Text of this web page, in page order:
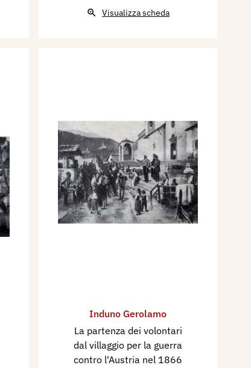
Visualizza scheda
Induno Gerolamo
La partenza dei volontari
dal villaggio per la guerra
contro l'Austria nel 1866